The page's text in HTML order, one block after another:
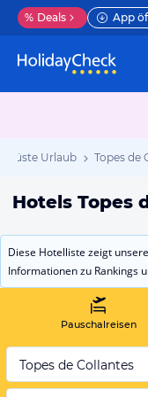
% Deals App
Urlaub Topes de
Hotels Topes
Diese Hotelliste zeigt
Informationen zu Rankings
Pauschalreisen
Topes de Collantes